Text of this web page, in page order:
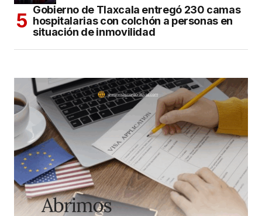
Gobierno de Tlaxcala entregó 230 camas
hospitalarias con colchón a personas en
situación de inmovilidad